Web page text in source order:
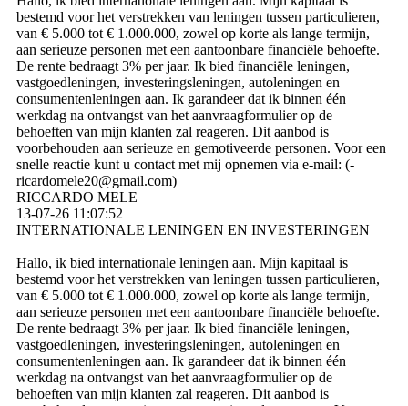
bestemd voor het verstrekken van leningen tussen particulieren,
van € 5.000 tot € 1.000.000, zowel op korte als lange termijn,
aan serieuze personen met een aantoonbare financiële behoefte.
De rente bedraagt ​​3% per jaar. Ik bied financiële leningen,
vastgoedleningen, investeringsleningen, autoleningen en
consumentenleningen aan. Ik garandeer dat ik binnen één
werkdag na ontvangst van het aanvraagformulier op de
behoeften van mijn klanten zal reageren. Dit aanbod is
voorbehouden aan serieuze en gemotiveerde personen. Voor een
snelle reactie kunt u contact met mij opnemen via e-mail: (­
ricardomele20@­gmail.­com)­
RICCARDO MELE
13-07-26 11:07:52
INTERNATIONALE LENINGEN EN INVESTERINGEN
Hallo, ik bied internationale leningen aan. Mijn kapitaal is
bestemd voor het verstrekken van leningen tussen particulieren,
van € 5.000 tot € 1.000.000, zowel op korte als lange termijn,
aan serieuze personen met een aantoonbare financiële behoefte.
De rente bedraagt ​​3% per jaar. Ik bied financiële leningen,
vastgoedleningen, investeringsleningen, autoleningen en
consumentenleningen aan. Ik garandeer dat ik binnen één
werkdag na ontvangst van het aanvraagformulier op de
behoeften van mijn klanten zal reageren. Dit aanbod is